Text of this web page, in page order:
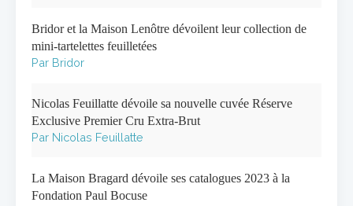
Bridor et la Maison Lenôtre dévoilent leur collection de
mini-tartelettes feuilletées
Par Bridor
Nicolas Feuillatte dévoile sa nouvelle cuvée Réserve
Exclusive Premier Cru Extra-Brut
Par Nicolas Feuillatte
La Maison Bragard dévoile ses catalogues 2023 à la
Fondation Paul Bocuse